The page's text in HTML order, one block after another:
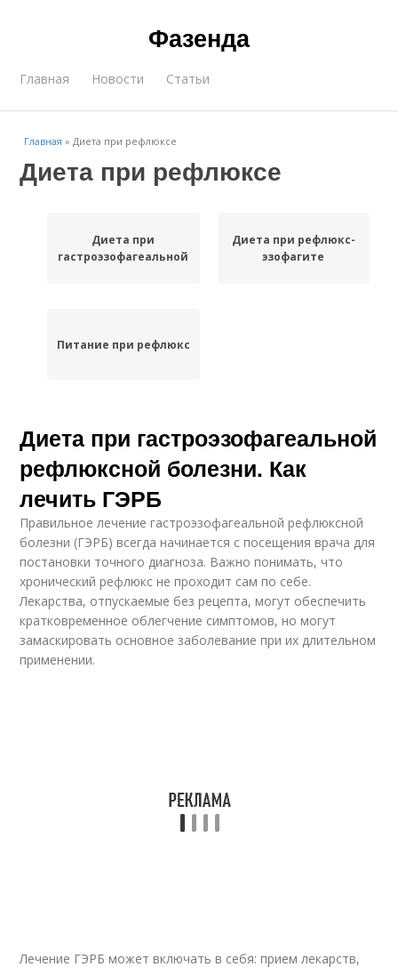
Фазенда
Главная Новости Статьи
Главная »Диета при рефлюксе
Диета при рефлюксе
Диета при
гастроэзофагеальной
Диета при рефлюкс-
эзофагите
Питание при рефлюкс
Диета при гастроэзофагеальной
рефлюксной болезни. Как
лечить ГЭРБ
Правильное лечение гастроэзофагеальной рефлюксной
болезни (ГЭРБ) всегда начинается с посещения врача для
постановки точного диагноза. Важно понимать, что
хронический рефлюкс не проходит сам по себе.
Лекарства, отпускаемые без рецепта, могут обеспечить
кратковременное облегчение симптомов, но могут
замаскировать основное заболевание при их длительном
применении.
Лечение ГЭРБ может включать в себя: прием лекарств,